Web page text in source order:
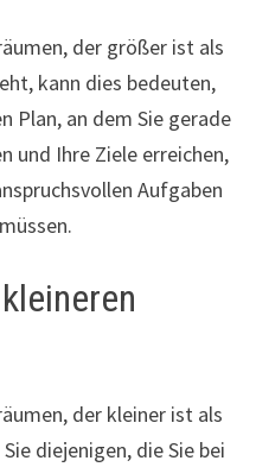
der größer ist als
kann dies bedeuten,
Plan, an dem Sie gerade
und Ihre Ziele erreichen,
Aufgaben
der kleiner ist als
diejenigen, die Sie bei